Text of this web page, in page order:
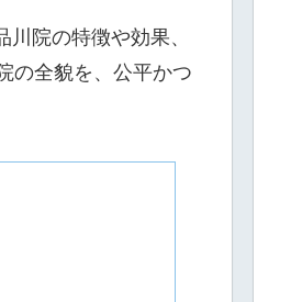
院の特徴や効果、
の全貌を、公平かつ